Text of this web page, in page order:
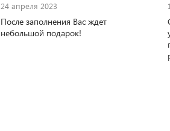
24 апреля 2023
После заполнения Вас ждет
небольшой подарок!